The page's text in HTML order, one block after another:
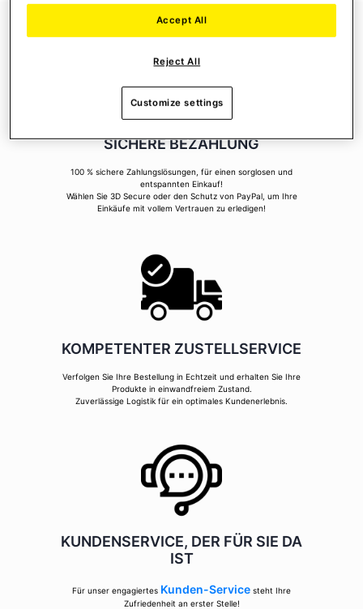
SICHERE BEZAHLUNG
100 % sichere Zahlungslösungen, für einen sorglosen und
entspannten Einkauf!
Wählen Sie 3D Secure oder den Schutz von PayPal, um Ihre
Einkäufe mit vollem Vertrauen zu erledigen!
KOMPETENTER ZUSTELLSERVICE
Verfolgen Sie Ihre Bestellung in Echtzeit und erhalten Sie Ihre
Produkte in einwandfreiem Zustand.
Zuverlässige Logistik für ein optimales Kundenerlebnis.
KUNDENSERVICE, DER FÜR SIE DA
IST
Für unser engagiertes Kunden-Service steht Ihre
Zufriedenheit an erster Stelle!
Reject All
Accept All
Customize settings